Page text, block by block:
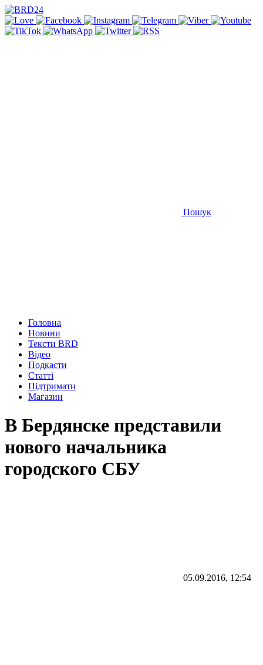
Пошук
Головна
Новини
Тексти BRD
Відео
Подкасти
Статті
Підтримати
Магазин
В Бердянске представили
нового начальника
городского СБУ
05.09.2016, 12:54